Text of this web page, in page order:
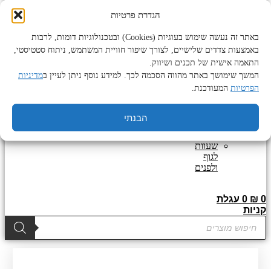
הגדרת פרטיות
באתר זה נעשה שימוש בעוגיות (Cookies) ובטכנולוגיות דומות, לרבות
באמצעות צדדים שלישיים, לצורך שיפור חוויית המשתמש, ניתוח סטטיסטי,
התאמה אישית של תכנים ושיווק.
המשך שימושך באתר מהווה הסכמה לכך. למידע נוסף ניתן לעיין במדיניות
הפרטיות המעודכנת.
הבנתי
לזקן
מוצרים
נוספים
טיפוח
לגוף
ולפנים
מניקור
שעוות
לגוף
ולפנים
₪ 0
0 עגלת
קניות
Products
search